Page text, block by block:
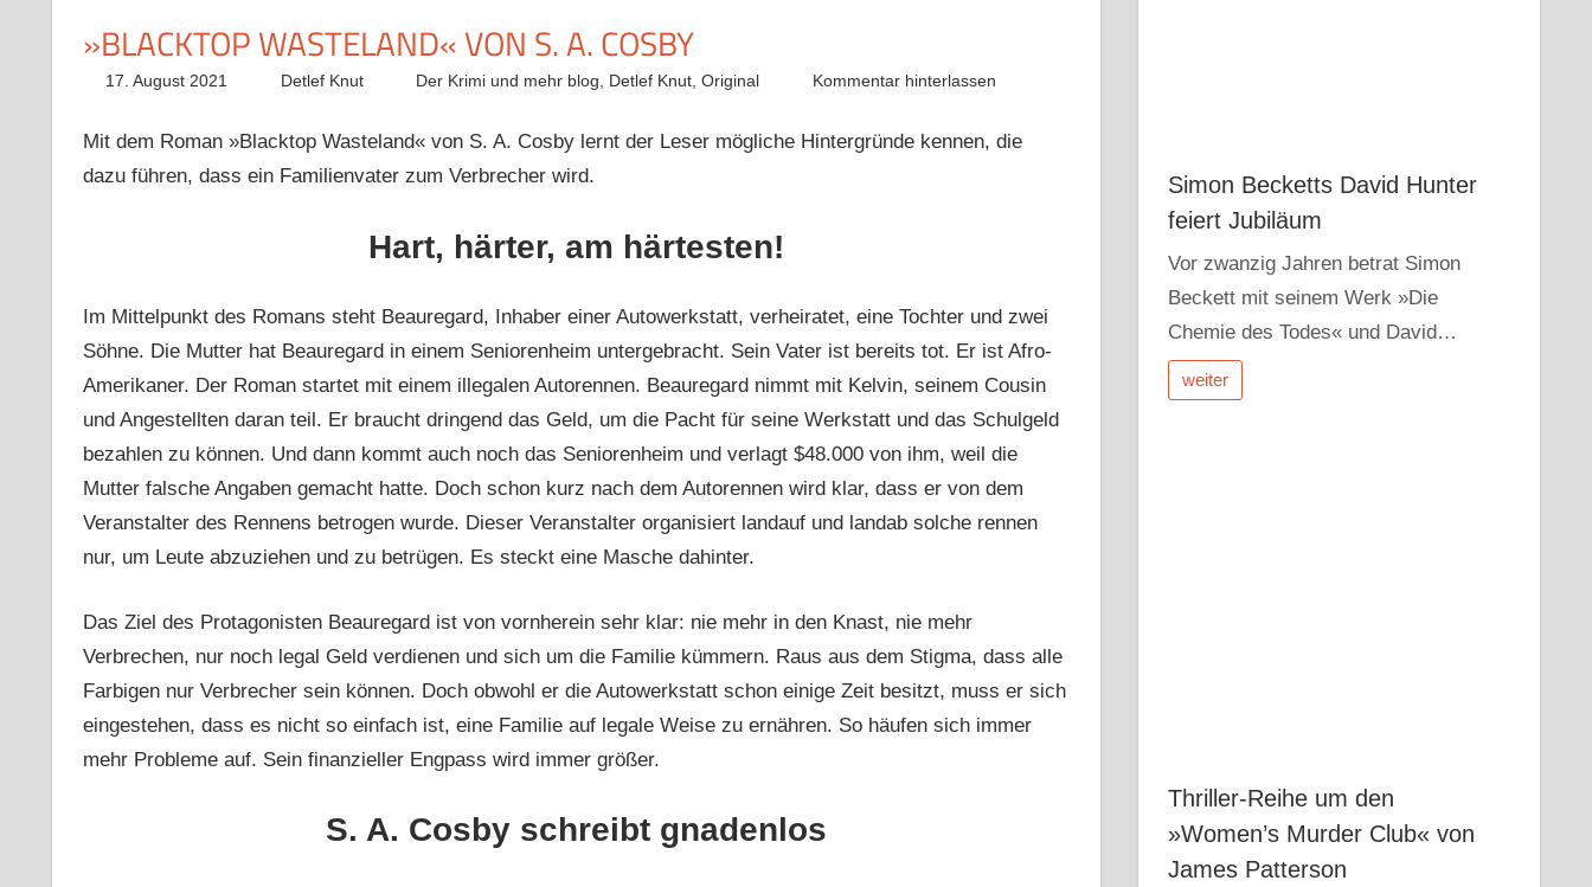
»BLACKTOP WASTELAND« VON S. A. COSBY
17. August 2021 Detlef Knut Der Krimi und mehr blog Detlef Knut ,Original Kommentar hinterlassen
Mit dem Roman »Blacktop Wasteland« von S. A. Cosby lernt der Leser mögliche Hintergründe kennen, die
dazu führen, dass ein Familienvater zum Verbrecher wird.
Hart, härter, am härtesten!
Im Mittelpunkt des Romans steht Beauregard, Inhaber einer Autowerkstatt, verheiratet, eine Tochter und zwei
Söhne. Die Mutter hat Beauregard in einem Seniorenheim untergebracht. Sein Vater ist bereits tot. Er ist Afro-
Amerikaner. Der Roman startet mit einem illegalen Autorennen. Beauregard nimmt mit Kelvin, seinem Cousin
und Angestellten daran teil. Er braucht dringend das Geld, um die Pacht für seine Werkstatt und das Schulgeld
bezahlen zu können. Und dann kommt auch noch das Seniorenheim und verlagt $48.000 von ihm, weil die
Mutter falsche Angaben gemacht hatte. Doch schon kurz nach dem Autorennen wird klar, dass er von dem
Veranstalter des Rennens betrogen wurde. Dieser Veranstalter organisiert landauf und landab solche rennen
nur, um Leute abzuziehen und zu betrügen. Es steckt eine Masche dahinter.
Das Ziel des Protagonisten Beauregard ist von vornherein sehr klar: nie mehr in den Knast, nie mehr
Verbrechen, nur noch legal Geld verdienen und sich um die Familie kümmern. Raus aus dem Stigma, dass alle
Farbigen nur Verbrecher sein können. Doch obwohl er die Autowerkstatt schon einige Zeit besitzt, muss er sich
eingestehen, dass es nicht so einfach ist, eine Familie auf legale Weise zu ernähren. So häufen sich immer
mehr Probleme auf. Sein finanzieller Engpass wird immer größer.
S. A. Cosby schreibt gnadenlos
Simon Becketts David Hunter
feiert Jubiläum
Vor zwanzig Jahren betrat Simon
Beckett mit seinem Werk »Die
Chemie des Todes« und David…
weiter
Thriller-Reihe um den
»Women’s Murder Club« von
James Patterson